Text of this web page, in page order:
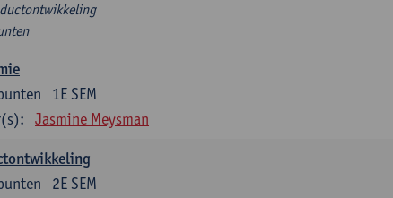
1E SEM
Jasmine Meysman
2E SEM